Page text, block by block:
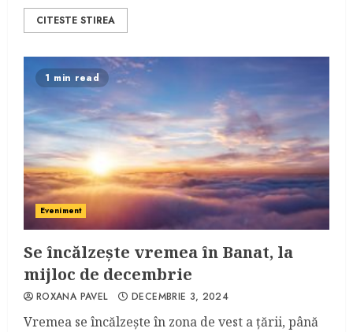
CITESTE STIREA
1 min read
Eveniment
Se încălzește vremea în Banat, la
mijloc de decembrie
ROXANA PAVEL DECEMBRIE 3, 2024
Vremea se încălzește în zona de vest a țării, până